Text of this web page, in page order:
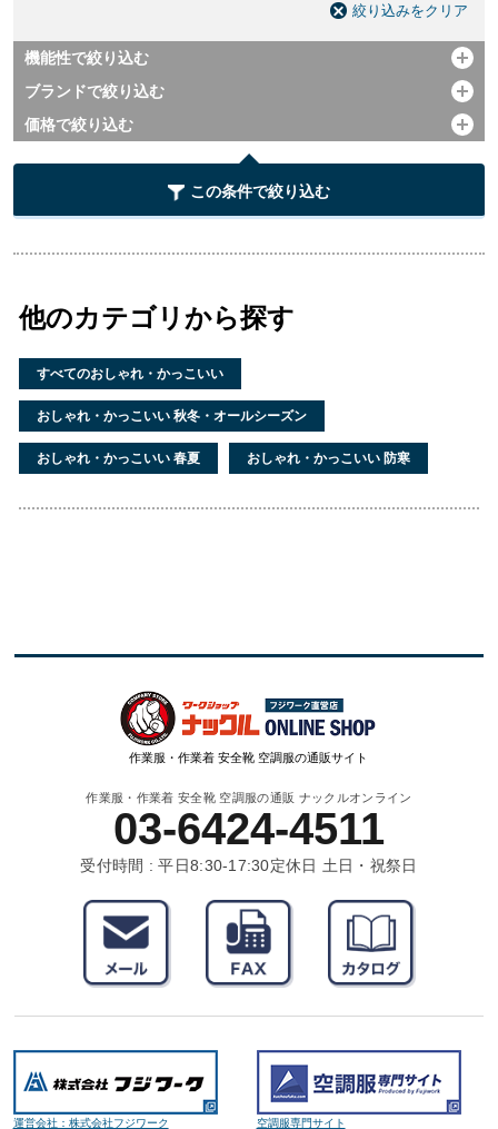
絞り込みをクリア
機能性で絞り込む 開く
ブランドで絞り込む 開く
価格で絞り込む 開く
この条件で絞り込む
他のカテゴリから探す
すべてのおしゃれ・かっこいい
おしゃれ・かっこいい 秋冬・オールシーズン
おしゃれ・かっこいい 春夏 おしゃれ・かっこいい 防寒
作業服・作業着 安全靴 空調服の通販サイト
作業服・作業着 安全靴 空調服の通販 ナックルオンライン
03-6424-4511
受付時間 : 平日8:30-17:30定休日 土日・祝祭日
運営会社：株式会社フジワーク 空調服専門サイト